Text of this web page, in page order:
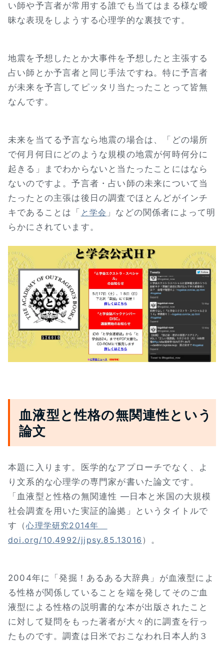
い師や予言者が常用する誰でも当てはまる様な曖
昧な表現をしようする心理学的な裏技です。
地震を予想したとか大事件を予想したと主張する
占い師とか予言者と同じ手法ですね。特に予言者
が未来を予言してピッタリ当たったことって皆無
なんです。
未来を当てる予言なら地震の場合は、「どの場所
で何月何日にどのような規模の地震が何時何分に
起きる」までわからないと当たったことにはなら
ないのですよ。予言者・占い師の未来について当
たったとの主張は後日の調査でほとんどがインチ
キであることは「 と学会 」などの関係者によって明
らかにされています。
血液型と性格の無関連性という
論文
本題に入ります。医学的なアプローチでなく、よ
り文系的な心理学の専門家が書いた論文です。
「血液型と性格の無関連性 ―日本と米国の大規模
社会調査を用いた実証的論拠」というタイトルで
す（心理学研究2014年
doi.org/10.4992/jjpsy.85.13016 ）。
2004年に「発掘！あるある大辞典」が血液型によ
る性格が関係していることを端を発してそのご血
液型による性格の説明書的な本が出版されたこと
に対して疑問をもった著者が大々的に調査を行っ
たものです。調査は日米でおこなわれ日本人約３